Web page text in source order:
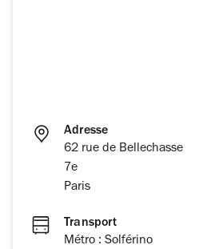
Adresse
62 rue de Bellechasse
7e
Paris
Transport
Métro : Solférino